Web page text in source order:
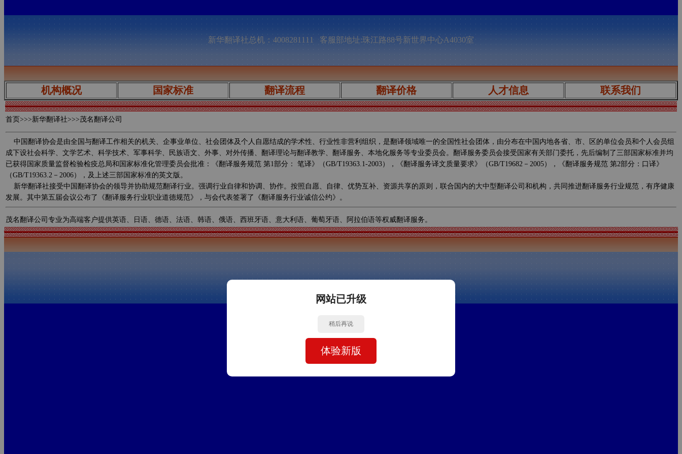
新华翻译社总机：4008281111 客服部地址:珠江路88号新世界中心A4030室
机构概况 国家标准 翻译流程 翻译价格 人才信息 联系我们
首页 >>>新华翻译社>>>茂名翻译公司
中国翻译协会是由全国与翻译工作相关的机关、企事业单位、社会团体及个人自愿结成的学术性、行业性非营利组织，是翻译领域唯一的全国性社会团体，由分布在中国内地各省、市、区的单位会员和个人会员组
成下设社会科学、文学艺术、科学技术、军事科学、民族语文、外事、对外传播、翻译理论与翻译教学、翻译服务、本地化服务等专业委员会。翻译服务委员会接受国家有关部门委托，先后编制了三部国家标准并均
已获得国家质量监督检验检疫总局和国家标准化管理委员会批准：《翻译服务规范 第1部分： 笔译》（GB/T19363.1-2003），《翻译服务译文质量要求》（GB/T19682－2005），《翻译服务规范 第2部分：口译》
（GB/T19363.2－2006），及上述三部国家标准的英文版。
新华翻译社接受中国翻译协会的领导并协助规范翻译行业。强调行业自律和协调、协作。按照自愿、自律、优势互补、资源共享的原则，联合国内的大中型翻译公司和机构，共同推进翻译服务行业规范，有序健康
发展。其中第五届会议公布了《翻译服务行业职业道德规范》，与会代表签署了《翻译服务行业诚信公约》。
茂名翻译公司专业为高端客户提供英语、日语、德语、法语、韩语、俄语、西班牙语、意大利语、葡萄牙语、阿拉伯语等权威翻译服务。
网站已升级
稍后再说
体验新版